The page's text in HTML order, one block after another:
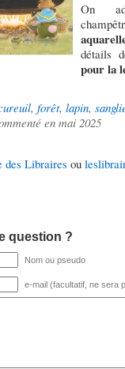
On
détails
pour la
, forêt, lapin,
en mai 2025
des Libraires ou
question ?
Nom ou pseudo
e-mail (facultatif, ne sera